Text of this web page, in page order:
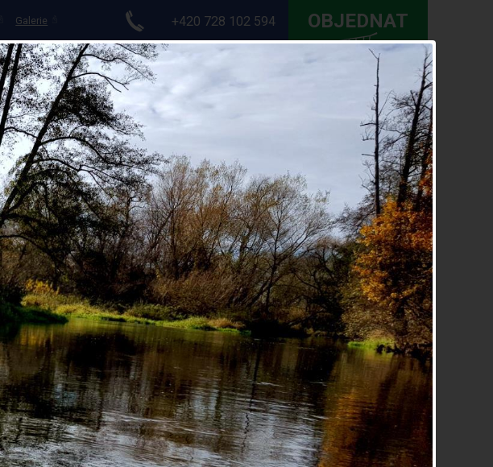
Galerie +420 728 102 594
KEMPY NA OHŘI VODÁCKÉ AKCE
OBJEDNAT